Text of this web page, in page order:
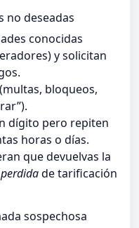
no deseadas
conocidas
y solicitan
(multas, bloqueos,
dígito pero repiten
horas o días.
que devuelvas la
de tarificación
sospechosa